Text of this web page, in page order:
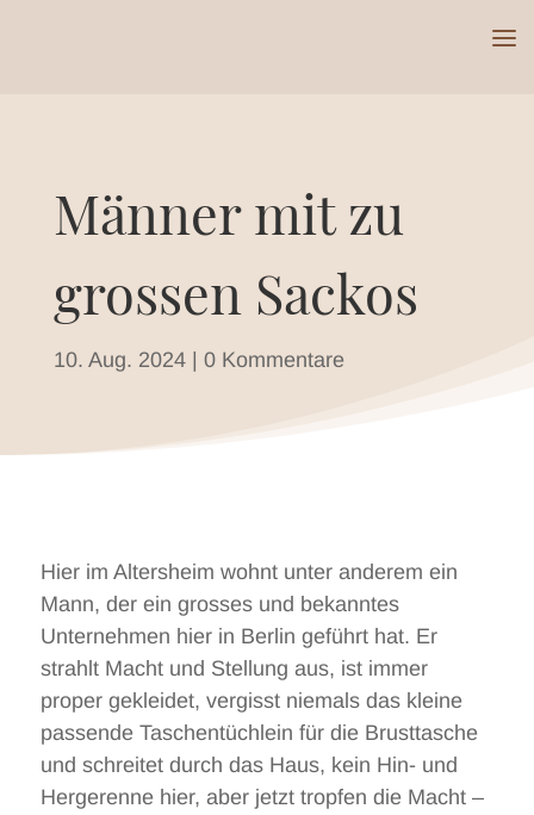
Männer mit zu
grossen Sackos
10. Aug. 2024| 0 Kommentare
Hier im Altersheim wohnt unter anderem ein
Mann, der ein grosses und bekanntes
Unternehmen hier in Berlin geführt hat. Er
strahlt Macht und Stellung aus, ist immer
proper gekleidet, vergisst niemals das kleine
passende Taschentüchlein für die Brusttasche
und schreitet durch das Haus, kein Hin- und
Hergerenne hier, aber jetzt tropfen die Macht –